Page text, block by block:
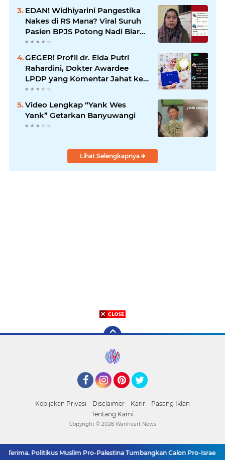
EDAN! Widhiyarini Pangestika
Nakes di RS Mana? Viral Suruh
Pasien BPJS Potong Nadi Biar
Dapat Ruangan
GEGER! Profil dr. Elda Putri
Rahardini, Dokter Awardee
LPDP yang Komentar Jahat ke
Pasien BPJS
Video Lengkap “Yank Wes
Yank” Getarkan Banyuwangi
Lihat Selengkapnya
Kebijakan Privasi Disclaimer Karir
Pasang Iklan
Tentang Kami
Politikus Muslim Pro-Palestina Tumbangkan Calon Pro-Israel di
Copyright © 2026 Wanheart News